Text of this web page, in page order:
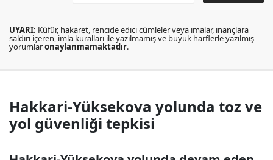
UYARI: Küfür, hakaret, rencide edici cümleler veya imalar, inançlara
saldırı içeren, imla kuralları ile yazılmamış ve büyük harflerle yazılmış
yorumlaronaylanmamaktadır.
Hakkari-Yüksekova yolunda toz ve
yol güvenliği tepkisi